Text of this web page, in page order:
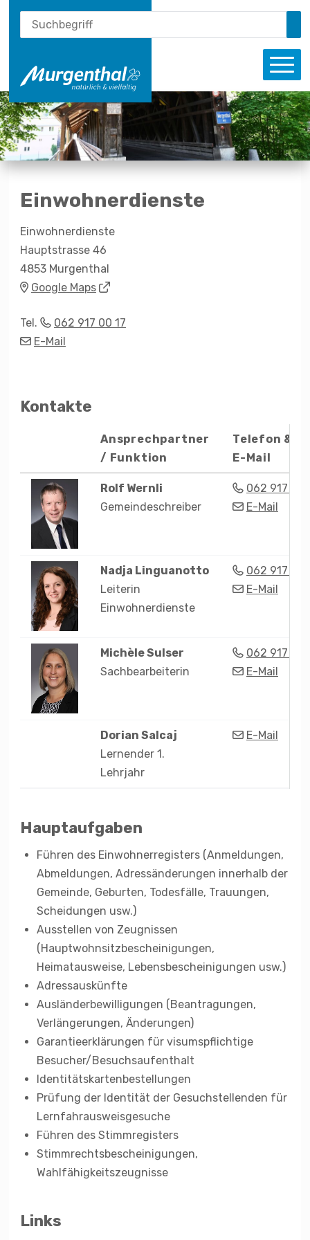
Navigieren in Murgenthal
Schnellnavigation
Suche
Suchbegriff
Einwohnerdienste
Adresse
Einwohnerdienste
Hauptstrasse 46
4853 Murgenthal
Google Maps
Tel.
062 917 00 17
E-Mail
Kontakte
Ansprechpartner
/ Funktion
Telefon &
E-Mail
Rolf Wernli
Gemeindeschreiber
Tel.062 917 00
E-Mail
Nadja Linguanotto
Leiterin
Einwohnerdienste
Zentrale
062 917 00
E-Mail
MichèleSulser
Sachbearbeiterin
Zentrale
062 917 00
E-Mail
Dorian Salcaj
Lernender 1.
Lehrjahr
E-Mail
Beschreibung Einwohnerkontrolle
Hauptaufgaben
Führen des Einwohnerregisters (Anmeldungen,
Abmeldungen, Adressänderungen innerhalb der
Gemeinde, Geburten, Todesfälle, Trauungen,
Scheidungen usw.)
Ausstellen von Zeugnissen
(Hauptwohnsitzbescheinigungen,
Heimatausweise, Lebensbescheinigungen usw.)
Adressauskünfte
Ausländerbewilligungen (Beantragungen,
Verlängerungen, Änderungen)
Garantieerklärungen für visumspflichtige
Besucher/Besuchsaufenthalt
Identitätskartenbestellungen
Prüfung der Identität der Gesuchstellenden für
Lernfahrausweisgesuche
Führen des Stimmregisters
Stimmrechtsbescheinigungen,
Wahlfähigkeitszeugnisse
Links